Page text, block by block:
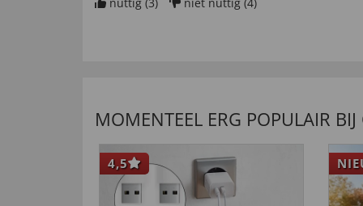
MOMENTEEL ERG POPULAIR
4,5